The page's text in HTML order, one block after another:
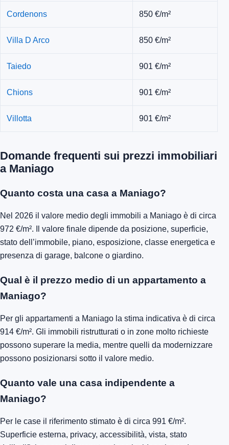
Cordenons 850 €/m²
Villa D Arco 850 €/m²
Taiedo 901 €/m²
Chions 901 €/m²
Villotta 901 €/m²
Domande frequenti sui prezzi immobiliari
a Maniago
Quanto costa una casa a Maniago?
Nel 2026 il valore medio degli immobili a Maniago è di circa
972 €/m². Il valore finale dipende da posizione, superficie,
stato dell’immobile, piano, esposizione, classe energetica e
presenza di garage, balcone o giardino.
Qual è il prezzo medio di un appartamento a
Maniago?
Per gli appartamenti a Maniago la stima indicativa è di circa
914 €/m². Gli immobili ristrutturati o in zone molto richieste
possono superare la media, mentre quelli da modernizzare
possono posizionarsi sotto il valore medio.
Quanto vale una casa indipendente a
Maniago?
Per le case il riferimento stimato è di circa 991 €/m².
Superficie esterna, privacy, accessibilità, vista, stato